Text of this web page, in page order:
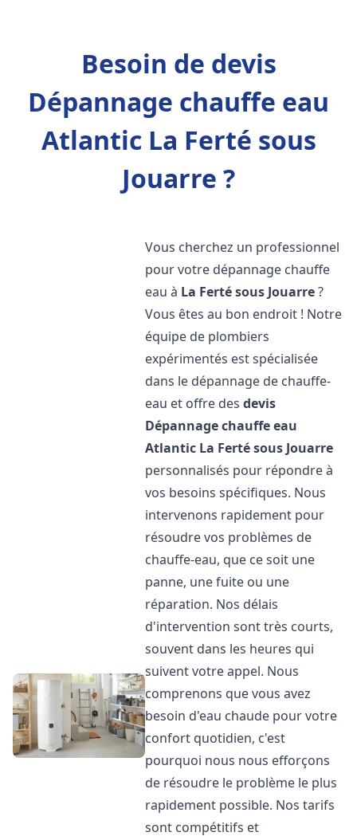
Besoin de devis
Dépannage chauffe eau
Atlantic La Ferté sous
Jouarre ?
Vous cherchez un professionnel
pour votre dépannage chauffe
eau à La Ferté sous Jouarre?
Vous êtes au bon endroit ! Notre
équipe de plombiers
expérimentés est spécialisée
dans le dépannage de chauffe-
eau et offre desdevis
Dépannage chauffe eau
Atlantic La Ferté sous Jouarre
personnalisés pour répondre à
vos besoins spécifiques. Nous
intervenons rapidement pour
résoudre vos problèmes de
chauffe-eau, que ce soit une
panne, une fuite ou une
réparation. Nos délais
d'intervention sont très courts,
souvent dans les heures qui
suivent votre appel. Nous
comprenons que vous avez
besoin d'eau chaude pour votre
confort quotidien, c'est
pourquoi nous nous efforçons
de résoudre le problème le plus
rapidement possible. Nos tarifs
sont compétitifs et